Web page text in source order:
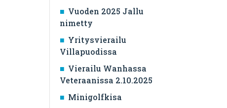
Vuoden 2025 Jallu
nimetty
Yritysvierailu
Villapuodissa
Vierailu Wanhassa
Veteraanissa 2.10.2025
Minigolfkisa